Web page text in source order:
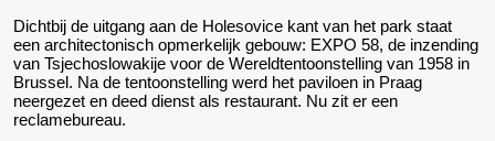
Dichtbij de uitgang aan de Holesovice kant van het park staat
een architectonisch opmerkelijk gebouw: EXPO 58, de inzending
van Tsjechoslowakije voor de Wereldtentoonstelling van 1958 in
Brussel. Na de tentoonstelling werd het paviloen in Praag
neergezet en deed dienst als restaurant. Nu zit er een
reclamebureau.